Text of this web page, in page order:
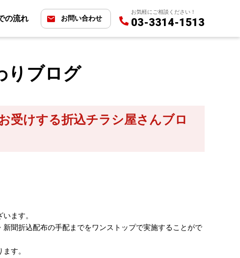
の流れ お問い合わせ
お気軽にご相談ください！
03-3314-1513
りブログ
受けする折込チラシ屋さんブロ
ます。
聞折込配布の手配までをワンストップで実施することがで
す。